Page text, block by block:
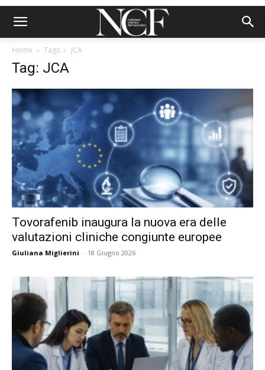
Home Tags JCA
Tag: JCA
Tovorafenib inaugura la nuova era delle
valutazioni cliniche congiunte europee
Giuliana Miglierini - 18 Giugno 2026